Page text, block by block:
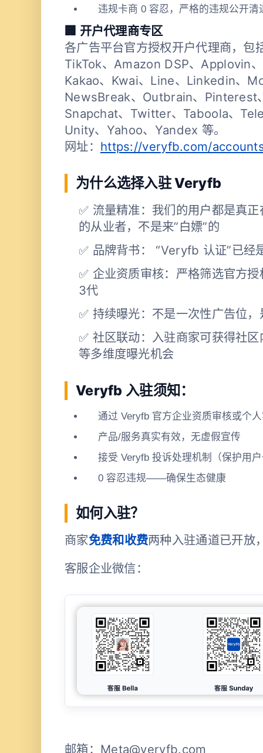
违规卡商 0 容忍，严格的违规公开清
🏢 开户代理商专区
各广告平台官方授权开户代理商，
TikTok、Amazon DSP、Applovin
Kakao、Kwai、Line、Linkedin、
NewsBreak、Outbrain、Pinterest
Snapchat、Twitter、Taboola、
Unity、Yahoo、Yandex 等。
网址： https://veryfb.com/
为什么选择入驻 Veryfb
✅ 流量精准：我们的用户都是真
的从业者，不是来”白嫖”的
✅ 品牌背书： “Veryfb 认证”已经
✅ 企业资质审核：严格筛选官方
3代
✅ 持续曝光：不是一次性广告位
✅ 社区联动：入驻商家可获得社
等多维度曝光机会
Veryfb 入驻须知：
通过 Veryfb 官方企业资质审核或个
产品/服务真实有效，无虚假宣传
接受 Veryfb 投诉处理机制（保护用
0 容忍违规——确保生态健康
如何入驻？
商家免费和收费两种入驻通道已开放
客服企业微信：
邮箱： Meta@veryfb.com